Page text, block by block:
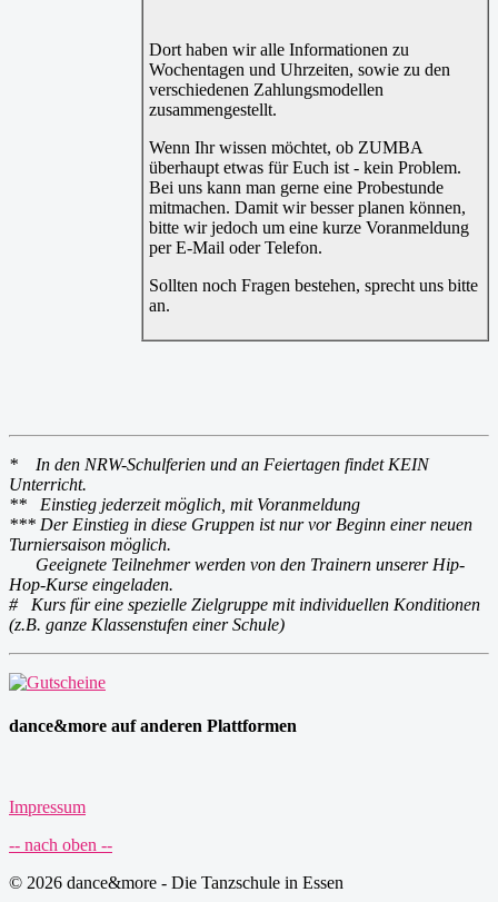
Dort haben wir alle Informationen zu
Wochentagen und Uhrzeiten, sowie zu den
verschiedenen Zahlungsmodellen
zusammengestellt.
Wenn Ihr wissen möchtet, ob ZUMBA
überhaupt etwas für Euch ist - kein Problem.
Bei uns kann man gerne eine Probestunde
mitmachen. Damit wir besser planen können,
bitte wir jedoch um eine kurze Voranmeldung
per E-Mail oder Telefon.
Sollten noch Fragen bestehen, sprecht uns bitte
an.
*
In den NRW-Schulferien und an Feiertagen findet KEIN
Unterricht.
** Einstieg jederzeit möglich, mit Voranmeldung
*** Der Einstieg in diese Gruppen ist nur vor Beginn einer neuen
Turniersaison möglich.
Geeignete Teilnehmer werden von den Trainern unserer Hip-
Hop-Kurse eingeladen.
# Kurs für eine spezielle Zielgruppe mit individuellen Konditionen
(z.B. ganze Klassenstufen einer Schule)
dance&more auf anderen Plattformen
Impressum
-- nach oben --
© 2026 dance&more - Die Tanzschule in Essen